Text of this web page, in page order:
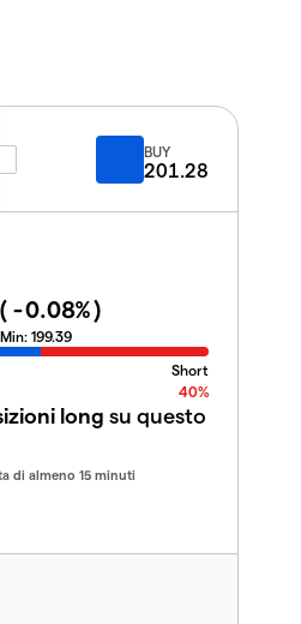
BUY
201.28
-0.08%)
Min: 199.39
Short
40%
long su questo
di almeno 15 minuti